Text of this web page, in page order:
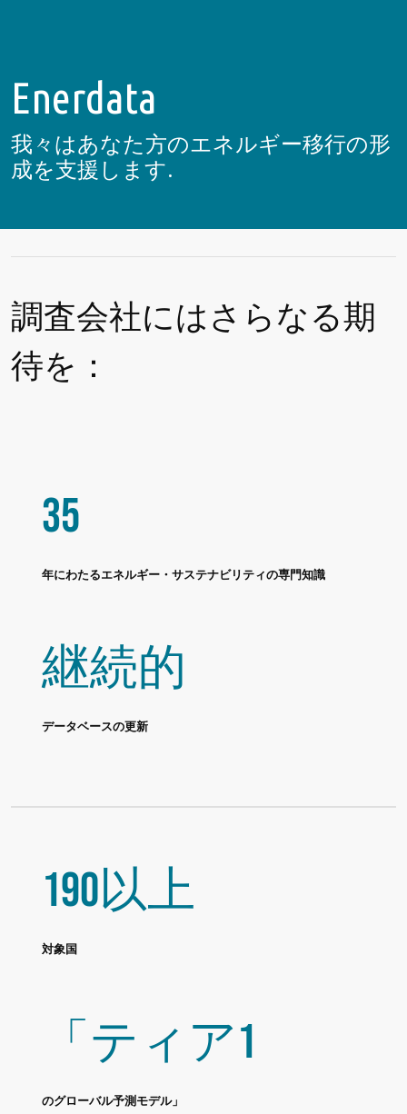
Enerdata
我々はあなた方のエネルギー移行の形
成を支援します.
調査会社にはさらなる期
待を：
35
年にわたるエネルギー・サステナビリティの専門知識
継続的
データベースの更新
190以上
対象国
「ティア1
のグローバル予測モデル」